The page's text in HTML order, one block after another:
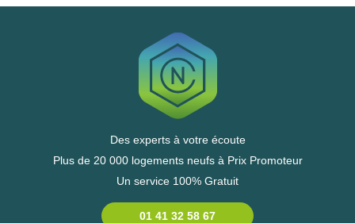
Des experts à votre écoute
Plus de 20 000 logements neufs à Prix Promoteur
Un service 100% Gratuit
01 41 32 58 67